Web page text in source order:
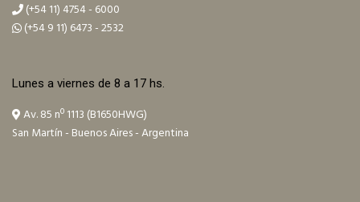
(+54 11) 4754 - 6000
(+54 9 11) 6473 - 2532
Lunes a viernes de 8 a 17 hs.
Av. 85 nº 1113 (B1650HWG)
San Martín - Buenos Aires - Argentina